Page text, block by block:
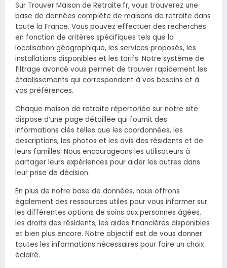
Sur Trouver Maison de Retraite.fr, vous trouverez une
base de données complète de maisons de retraite dans
toute la France. Vous pouvez effectuer des recherches
en fonction de critères spécifiques tels que la
localisation géographique, les services proposés, les
installations disponibles et les tarifs. Notre système de
filtrage avancé vous permet de trouver rapidement les
établissements qui correspondent à vos besoins et à
vos préférences.
Chaque maison de retraite répertoriée sur notre site
dispose d’une page détaillée qui fournit des
informations clés telles que les coordonnées, les
descriptions, les photos et les avis des résidents et de
leurs familles. Nous encourageons les utilisateurs à
partager leurs expériences pour aider les autres dans
leur prise de décision.
En plus de notre base de données, nous offrons
également des ressources utiles pour vous informer sur
les différentes options de soins aux personnes âgées,
les droits des résidents, les aides financières disponibles
et bien plus encore. Notre objectif est de vous donner
toutes les informations nécessaires pour faire un choix
éclairé.